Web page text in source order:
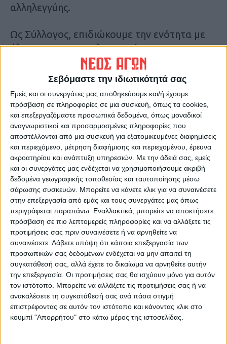
Σεβόμαστε την ιδιωτικότητά σας
Εμείς και οι συνεργάτες μας αποθηκεύουμε και/ή έχουμε
πρόσβαση σε πληροφορίες σε μια συσκευή, όπως τα cookies,
και επεξεργαζόμαστε προσωπικά δεδομένα, όπως μοναδικοί
αναγνωριστικοί και προσαρμοσμένες πληροφορίες που
αποστέλλονται από μια συσκευή για εξατομικευμένες διαφημίσεις
και περιεχόμενο, μέτρηση διαφήμισης και περιεχομένου, έρευνα
ακροατηρίου και ανάπτυξη υπηρεσιών. Με την άδειά σας, εμείς
και οι συνεργάτες μας ενδέχεται να χρησιμοποιήσουμε ακριβή
δεδομένα γεωγραφικής τοποθεσίας και ταυτοποίησης μέσω
σάρωσης συσκευών. Μπορείτε να κάνετε κλικ για να συναινέσετε
στην επεξεργασία από εμάς και τους συνεργάτες μας όπως
περιγράφεται παραπάνω. Εναλλακτικά, μπορείτε να αποκτήσετε
πρόσβαση σε πιο λεπτομερείς πληροφορίες και να αλλάξετε τις
προτιμήσεις σας πριν συναινέσετε ή να αρνηθείτε να
συναινέσετε. Λάβετε υπόψη ότι κάποια επεξεργασία των
προσωπικών σας δεδομένων ενδέχεται να μην απαιτεί τη
συγκατάθεσή σας, αλλά έχετε το δικαίωμα να αρνηθείτε αυτήν
την επεξεργασία. Οι προτιμήσεις σας θα ισχύουν μόνο για αυτόν
τον ιστότοπο. Μπορείτε να αλλάξετε τις προτιμήσεις σας ή να
ανακαλέσετε τη συγκατάθεσή σας ανά πάσα στιγμή
επιστρέφοντας σε αυτόν τον ιστότοπο και κάνοντας κλικ στο
κουμπί "Απορρήτου" στο κάτω μέρος της ιστοσελίδας.
αλληλεγγύης.
Ως Σύλλογος, επιδιώκουμε την ενότητα με
όλους τους επαγγελματικούς και
κοινωνικούς φορείς της πόλης μας. Δεν
συγκρίνουμε τις αποφάσεις μας με εκείνες
άλλων συλλόγων, καθώς το ουσιαστικό
ζητούμενο είναι να είμαστε όλοι μαζί σε
αυτό τον κοινό αγώνα για ασφαλείς
μεταφορές και δικαιοσύνη για τις
οικογένειες των θυμάτων.
Με ενότητα και σεβασμό, συμμετέχουμε
στη συγκέντρωση και εκφράζουμε τη φωνή
μας με αξιοπρέπεια και ευθύνη.
Για το Δ.Σ.
Ο Πρόεδρος Λάμπρος Κολτσίδας
Τελευταίες Ειδήσεις Σήμερα
Ακολούθησε την εφημερίδα ΝΕΟΣ
ΑΓΩΝ στο Google News!